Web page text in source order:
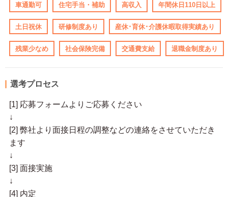
車通勤可 住宅手当・補助 高収入 年間休日110日以上
土日祝休 研修制度あり 産休･育休･介護休暇取得実績あり
残業少なめ 社会保険完備 交通費支給 退職金制度あり
選考プロセス
[1] 応募フォームよりご応募ください
↓
[2] 弊社より面接日程の調整などの連絡をさせていただき
ます
↓
[3] 面接実施
↓
[4] 内定